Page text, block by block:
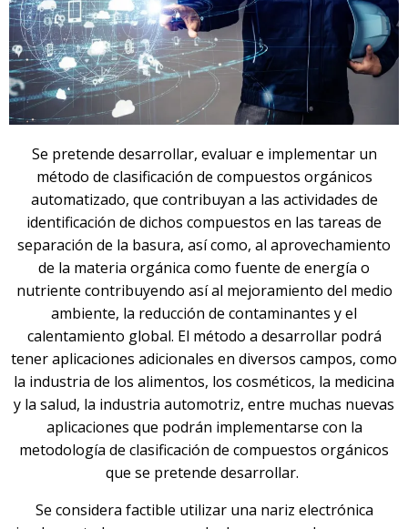
Se pretende desarrollar, evaluar e implementar un
método de clasificación de compuestos orgánicos
automatizado, que contribuyan a las actividades de
identificación de dichos compuestos en las tareas de
separación de la basura, así como, al aprovechamiento
de la materia orgánica como fuente de energía o
nutriente contribuyendo así al mejoramiento del medio
ambiente, la reducción de contaminantes y el
calentamiento global. El método a desarrollar podrá
tener aplicaciones adicionales en diversos campos, como
la industria de los alimentos, los cosméticos, la medicina
y la salud, la industria automotriz, entre muchas nuevas
aplicaciones que podrán implementarse con la
metodología de clasificación de compuestos orgánicos
que se pretende desarrollar.
Se considera factible utilizar una nariz electrónica